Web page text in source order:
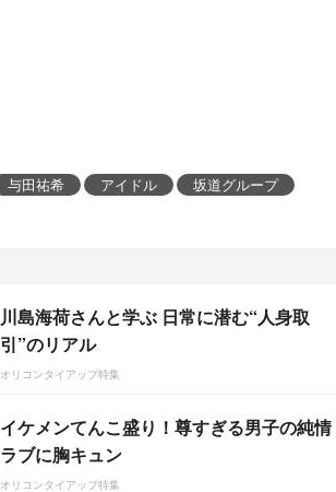
与田祐希 アイドル
坂道グループ
川島海荷さんと学ぶ 日常に潜む“人身取
引”のリアル
オリコンタイアップ特集
イケメンてんこ盛り！尊すぎる男子の純情
ラブに胸キュン
オリコンタイアップ特集